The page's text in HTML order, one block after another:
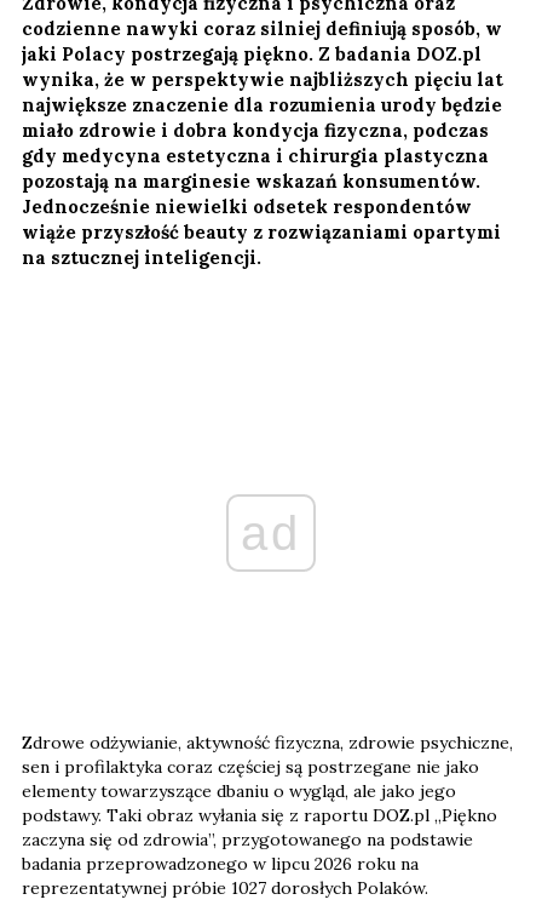
codzienne nawyki coraz silniej definiują sposób, w
jaki Polacy postrzegają piękno. Z badania DOZ.pl
wynika, że w perspektywie najbliższych pięciu lat
największe znaczenie dla rozumienia urody będzie
miało zdrowie i dobra kondycja fizyczna, podczas
gdy medycyna estetyczna i chirurgia plastyczna
pozostają na marginesie wskazań konsumentów.
Jednocześnie niewielki odsetek respondentów
wiąże przyszłość beauty z rozwiązaniami opartymi
na sztucznej inteligencji.
ad
Zdrowe odżywianie, aktywność fizyczna, zdrowie psychiczne,
sen i profilaktyka coraz częściej są postrzegane nie jako
elementy towarzyszące dbaniu o wygląd, ale jako jego
podstawy. Taki obraz wyłania się z raportu DOZ.pl „Piękno
zaczyna się od zdrowia”, przygotowanego na podstawie
badania przeprowadzonego w lipcu 2026 roku na
reprezentatywnej próbie 1027 dorosłych Polaków.